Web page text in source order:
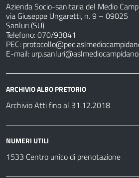
Azienda Socio-sanitaria del Medio
via Giuseppe Ungaretti, n. 9 – 09025
Sanluri (SU)
Telefono: 070/93841
PEC:
E-mail:
ARCHIVIO ALBO PRETORIO
Archivio Atti fino al 31.12.2018
NUMERI UTILI
1533 Centro unico di prenotazione